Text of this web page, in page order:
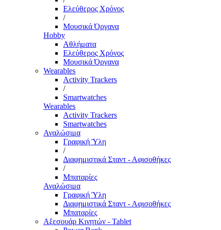
Ελεύθερος Χρόνος
/
Μουσικά Όργανα
Hobby
Αθλήματα
Ελεύθερος Χρόνος
Μουσικά Όργανα
Wearables
Activity Trackers
/
Smartwatches
Wearables
Activity Trackers
Smartwatches
Αναλώσιμα
Γραφική Ύλη
/
Διαφημιστικά Σταντ - Αφισοθήκες
/
Μπαταρίες
Αναλώσιμα
Γραφική Ύλη
Διαφημιστικά Σταντ - Αφισοθήκες
Μπαταρίες
Αξεσουάρ Κινητών - Tablet